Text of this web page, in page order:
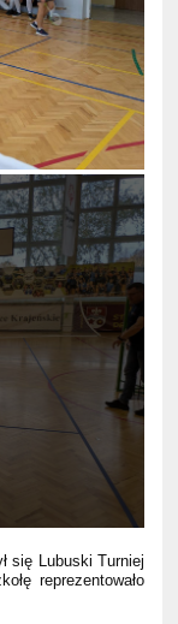
się Lubuski Turniej
reprezentowało